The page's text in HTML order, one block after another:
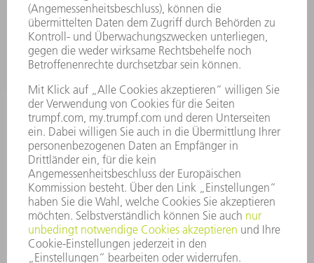
BRANCHEN
UNTERNEHMEN
KARRIERE
STELLENANGEBOTE
UNTERNEHMENSPROFIL
GESCHÄFTSBERICHT
UNTERNEHMENSGRUNDSÄTZE
COMPLIANCE
HINWEISGEBERSYSTEM
SECURITY
PRESSEMITTEILUNGEN
MAGAZINE
LIEFERANTEN
NACHHALTIGKEIT
UMWELT & KLIMA
SOZIALES & GESELLSCHAFT
UNTERNEHMENSFÜHRUNG